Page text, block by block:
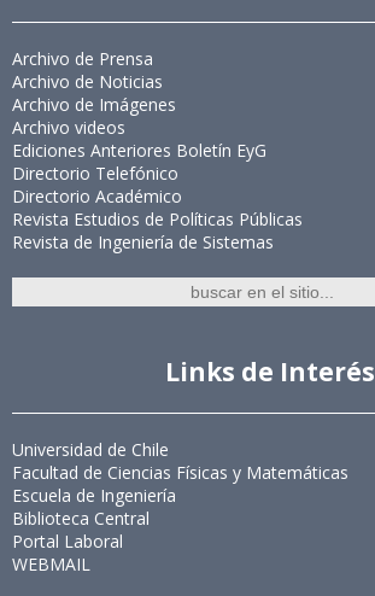
Archivo de Prensa
Archivo de Noticias
Archivo de Imágenes
Archivo videos
Ediciones Anteriores Boletín EyG
Directorio Telefónico
Directorio Académico
Revista Estudios de Políticas Públicas
Revista de Ingeniería de Sistemas
Links de Interés
Universidad de Chile
Facultad de Ciencias Físicas y Matemáticas
Escuela de Ingeniería
Biblioteca Central
Portal Laboral
WEBMAIL